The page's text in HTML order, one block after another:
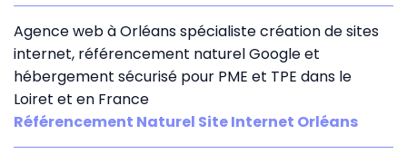
Agence web à Orléans spécialiste création de sites
internet, référencement naturel Google et
hébergement sécurisé pour PME et TPE dans le
Loiret et en France
Référencement Naturel Site Internet Orléans